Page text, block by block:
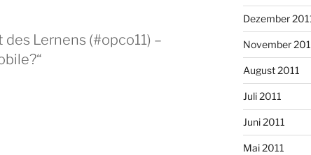
Lernens (#opco11) –
Dezember
November
August 2011
Juli 2011
Juni 2011
Mai 2011